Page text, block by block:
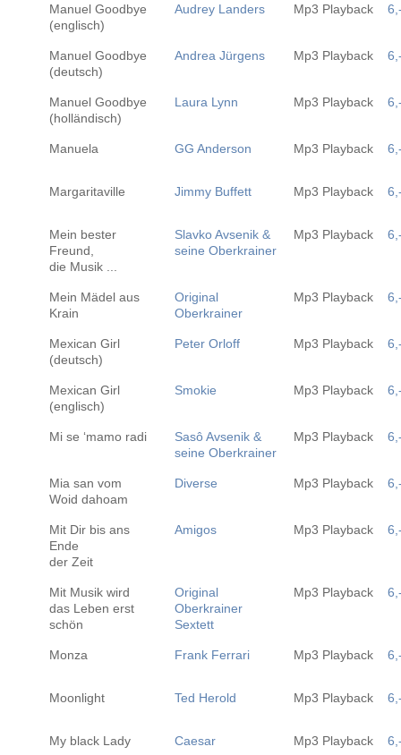
Manuel Goodbye
(englisch)
Audrey Landers Mp3 Playback
Manuel Goodbye
(deutsch)
Andrea Jürgens Mp3 Playback
Manuel Goodbye
(holländisch)
Laura Lynn Mp3 Playback
Manuela GG Anderson Mp3 Playback
Margaritaville Jimmy Buffett Mp3 Playback
Mein bester
Freund,
die Musik ...
Slavko Avsenik &
seine Oberkrainer
Mp3 Playback
Mein Mädel aus
Krain
Original
Oberkrainer
Mp3 Playback
Mexican Girl
(deutsch)
Peter Orloff Mp3 Playback
Mexican Girl
(englisch)
Smokie Mp3 Playback
Mi se ‘mamo radi
Sasô Avsenik &
seine Oberkrainer
Mp3 Playback
Mia san vom
Woid dahoam
Diverse Mp3 Playback
Mit Dir bis ans
Ende
der Zeit
Amigos Mp3 Playback
Mit Musik wird
das Leben erst
schön
Original
Oberkrainer
Sextett
Mp3 Playback
Monza Frank Ferrari Mp3 Playback
Moonlight Ted Herold Mp3 Playback
My black Lady Caesar Mp3 Playback